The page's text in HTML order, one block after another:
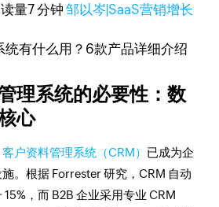
量7 分钟 邹以岑|SaaS营销增长
理系统的必要性：数
心
客户资料管理系统（CRM） 已成为企
。根据 Forrester 研究，CRM 自动
，而 B2B 企业采用专业 CRM